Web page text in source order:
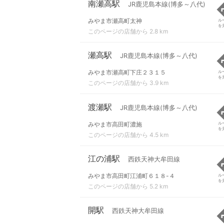
南瀬高駅 JR鹿児島本線(博多～八代)
みやま市瀬高町太神
このページの店舗から 2.8 km
ル
を
瀬高駅 JR鹿児島本線(博多～八代)
みやま市瀬高町下庄２３１５
このページの店舗から 3.9 km
ル
を
渡瀬駅 JR鹿児島本線(博多～八代)
みやま市高田町濃施
このページの店舗から 4.5 km
ル
を
江の浦駅 西鉄天神大牟田線
みやま市高田町江浦町６１８-４
このページの店舗から 5.2 km
ル
を
開駅 西鉄天神大牟田線